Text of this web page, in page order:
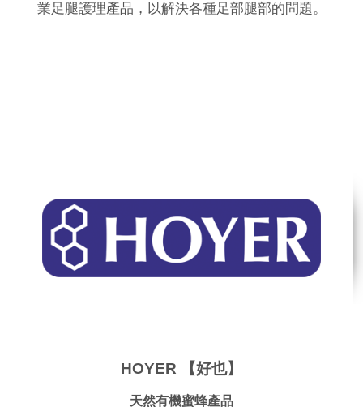
業足腿護理產品，以解決各種足部腿部的問題。
HOYER 【好也】
天然有機蜜蜂產品